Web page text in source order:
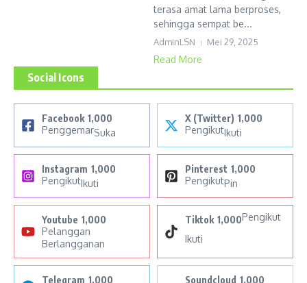
terasa amat lama berproses,
sehingga sempat be...
AdminLSN Mei 29, 2025
Read More
Social Icons
Facebook 1,000
PenggemarSuka
X (Twitter) 1,000
PengikutIkuti
Instagram 1,000
PengikutIkuti
Pinterest 1,000
PengikutPin
Youtube 1,000
Pelanggan
Berlangganan
Tiktok 1,000Pengikut
Ikuti
Telegram 1,000
Soundcloud 1,000